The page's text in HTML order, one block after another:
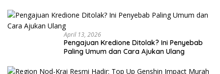
April 13, 2026
Pengajuan Kredione Ditolak? Ini Penyebab
Paling Umum dan Cara Ajukan Ulang